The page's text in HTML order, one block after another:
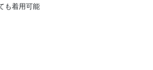
も着用可能